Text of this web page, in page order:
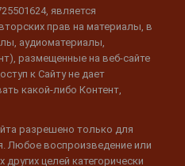
является
прав на материалы, в
аудиоматериалы,
размещенные на веб-сайте
к Сайту не дает
какой-либо Контент,
разрешено только для
Любое воспроизведение или
целей категорически